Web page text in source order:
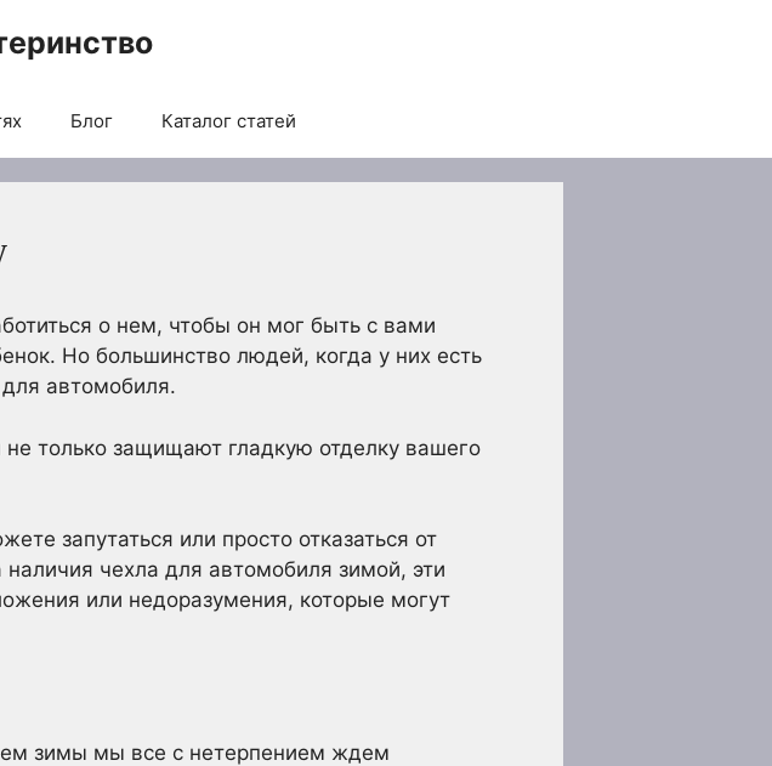
Блог Каталог статей
о нем, чтобы он мог быть с вами
Но большинство людей, когда у них есть
автомобиля.
только защищают гладкую отделку вашего
запутаться или просто отказаться от
чехла для автомобиля зимой, эти
или недоразумения, которые могут
зимы мы все с нетерпением ждем